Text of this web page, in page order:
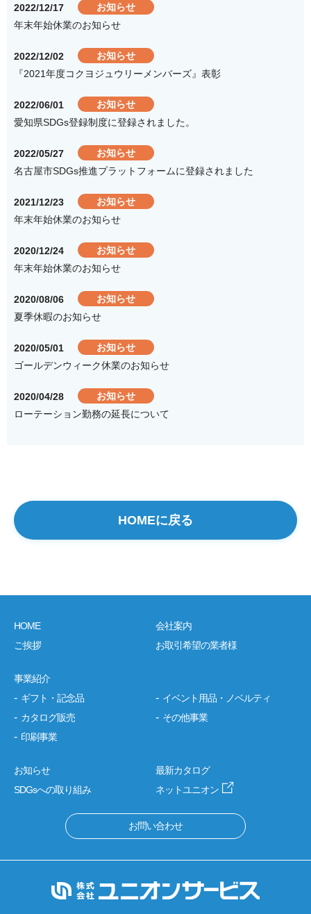
2022/12/17
お知らせ
年末年始休業のお知らせ
2022/12/02
お知らせ
『2021年度コクヨジュウリーメンバーズ』表彰
2022/06/01
お知らせ
愛知県SDGs登録制度に登録されました。
2022/05/27
お知らせ
名古屋市SDGs推進プラットフォームに登録されました
2021/12/23
お知らせ
年末年始休業のお知らせ
2020/12/24
お知らせ
年末年始休業のお知らせ
2020/08/06
お知らせ
夏季休暇のお知らせ
2020/05/01
お知らせ
ゴールデンウィーク休業のお知らせ
2020/04/28
お知らせ
ローテーション勤務の延長について
HOMEに戻る
HOME
会社案内
ご挨拶
お取引希望の業者様
事業紹介
ギフト・記念品
カタログ販売
印刷事業
イベント用品・ノベルティ
その他事業
お知らせ
最新カタログ
SDGsへの取り組み
ネットユニオン
お問い合わせ